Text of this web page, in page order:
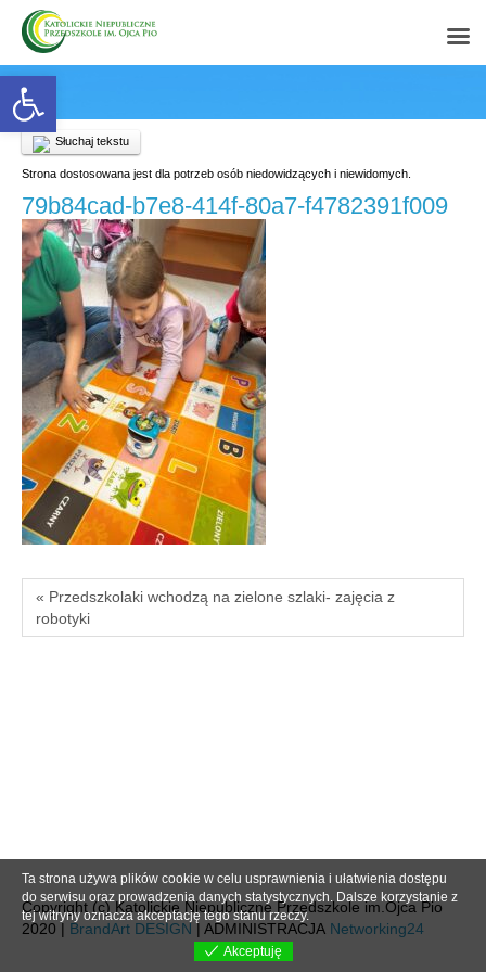
Open toolbar
Słuchaj tekstu
Strona dostosowana jest dla potrzeb osób niedowidzących i niewidomych.
79b84cad-b7e8-414f-80a7-f4782391f009
« Przedszkolaki wchodzą na zielone szlaki- zajęcia z
robotyki
Copyright (c) Katolickie Niepubliczne Przedszkole im.Ojca Pio
2020 | BrandArt DESIGN | ADMINISTRACJA Networking24
Ta strona używa plików cookie w celu usprawnienia i ułatwienia dostępu
do serwisu oraz prowadzenia danych statystycznych. Dalsze korzystanie z
tej witryny oznacza akceptację tego stanu rzeczy.
Akceptuję